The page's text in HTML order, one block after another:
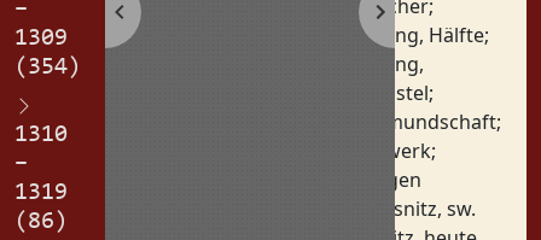
–
1309
(354)
1310
–
1319
(86)
Gleicher;
Teilung, Hälfte;
Teilung,
Sechstel;
Vormundschaft;
Vorwerk;
Zeugen
Biesnitz, sw.